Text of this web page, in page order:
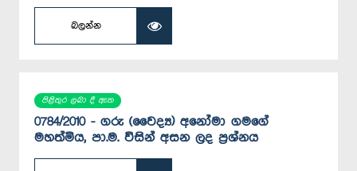
බලන්න
පිළිතුර ලබා දී ඇත
0784/2010 - ගරු (වෛද්‍ය) අනෝමා ගමගේ
මහත්මිය, පා.ම. විසින් අසන ලද ප්‍රශ්නය